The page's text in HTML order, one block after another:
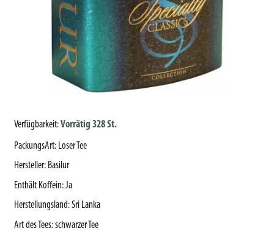
Verfügbarkeit:Vorrätig 328 St.
PackungsArt: Loser Tee
Hersteller: Basilur
Enthält Koffein:Ja
Herstellungsland:Sri Lanka
Art des Tees:schwarzer Tee